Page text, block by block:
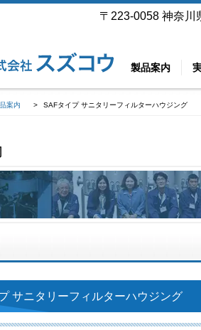
〒223-0058 神奈川
製品案内
案内 > SAFタイプ サニタリーフィルターハウジング
サニタリーフィルターハウジング